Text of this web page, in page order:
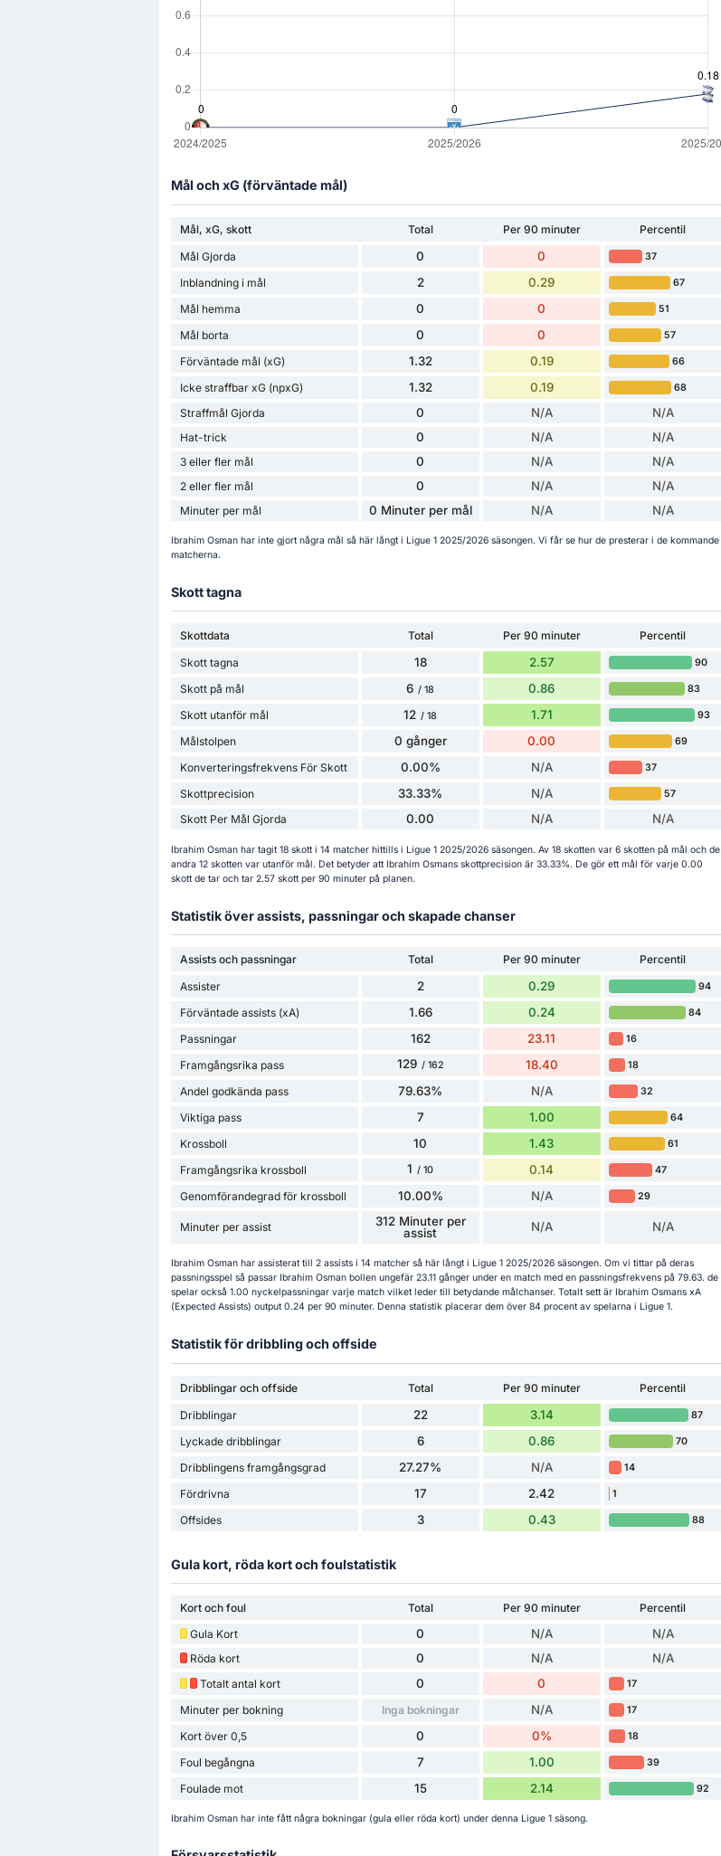
Mål och xG (förväntade mål)
Mål, xG, skott Total Per 90 minuter
Percentil
Mål Gjorda
0 0 37
Inblandning i mål 2 0.29 67
Mål hemma 0 0 51
Mål borta 0 0 57
Förväntade mål (xG) 1.32 0.19 66
Icke straffbar xG (npxG) 1.32 0.19 68
Straffmål Gjorda 0 N/A N/A
Hat-trick 0 N/A N/A
3 eller fler mål 0 N/A N/A
2 eller fler mål 0 N/A N/A
Minuter per mål 0 Minuter per mål N/A N/A
Ibrahim Osman har inte gjort några mål så här långt i Ligue 1 2025/2026 säsongen. Vi får se hur de presterar i de kommande
matcherna.
Skott tagna
Skottdata Total Per 90 minuter
Percentil
Skott tagna
18 2.57 90
Skott på mål 6 / 18 0.86 83
Skott utanför mål 12 / 18 1.71 93
Målstolpen 0 gånger 0.00 69
Konverteringsfrekvens För Skott 0.00% N/A 37
Skottprecision 33.33% N/A 57
Skott Per Mål Gjorda 0.00 N/A N/A
Ibrahim Osman har tagit 18 skott i 14 matcher hittills i Ligue 1 2025/2026 säsongen. Av 18 skotten var 6 skotten på mål och de
andra 12 skotten var utanför mål. Det betyder att Ibrahim Osmans skottprecision är 33.33%. De gör ett mål för varje 0.00
skott de tar och tar 2.57 skott per 90 minuter på planen.
Statistik över assists, passningar och skapade chanser
Assists och passningar Total Per 90 minuter
Percentil
Assister
2 0.29 94
Förväntade assists (xA) 1.66 0.24 84
Passningar 162 23.11 16
Framgångsrika pass 129 / 162 18.40 18
Andel godkända pass 79.63% N/A 32
Viktiga pass 7 1.00 64
Krossboll 10 1.43 61
Framgångsrika krossboll 1 / 10 0.14 47
Genomförandegrad för krossboll 10.00% N/A 29
Minuter per assist
312 Minuter per
assist
N/A N/A
Ibrahim Osman har assisterat till 2 assists i 14 matcher så här långt i Ligue 1 2025/2026 säsongen. Om vi tittar på deras
passningsspel så passar Ibrahim Osman bollen ungefär 23.11 gånger under en match med en passningsfrekvens på 79.63. de
spelar också 1.00 nyckelpassningar varje match vilket leder till betydande målchanser. Totalt sett är Ibrahim Osmans xA
(Expected Assists) output 0.24 per 90 minuter. Denna statistik placerar dem över 84 procent av spelarna i Ligue 1.
Statistik för dribbling och offside
Dribblingar och offside Total Per 90 minuter
Percentil
Dribblingar
22 3.14 87
Lyckade dribblingar 6 0.86 70
Dribblingens framgångsgrad 27.27% N/A 14
Fördrivna 17 2.42 1
Offsides 3 0.43 88
Gula kort, röda kort och foulstatistik
Kort och foul Total Per 90 minuter
Percentil
Gula Kort
0 N/A N/A
Röda kort 0 N/A N/A
Totalt antal kort 0 0 17
Minuter per bokning Inga bokningar N/A 17
Kort över 0,5 0 0% 18
Foul begångna 7 1.00 39
Foulade mot 15 2.14 92
Ibrahim Osman har inte fått några bokningar (gula eller röda kort) under denna Ligue 1 säsong.